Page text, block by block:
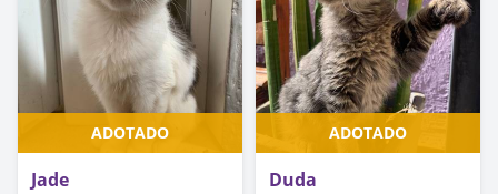
ADOTADO
Jade
ADOTADO
Duda